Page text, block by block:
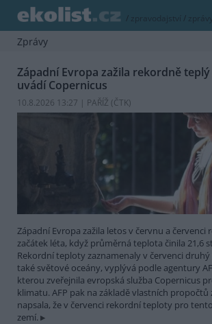
/ zpravodajství / zprávy
Zprávy
Západní Evropa zažila rekordně
uvádí Copernicus
10.8.2026 13:27 | PAŘÍŽ (ČTK)
Západní Evropa zažila letos v červnu a červenci
začátek léta, když průměrná teplota činila 21,6
Rekordní teploty zaznamenaly v červenci druhý
také světové oceány, vyplývá podle agentury
kterou zveřejnila evropská služba Copernicus
klimatu. AFP pak na základě vlastních propočtů
napsala, že v červenci rekordní teploty pro
zemí.